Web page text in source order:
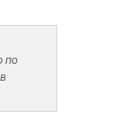
по